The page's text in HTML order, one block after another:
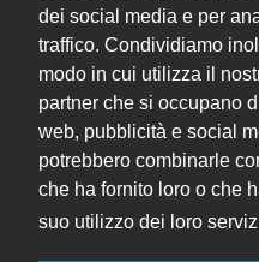
dei social media e per
traffico. Condividiamo
modo in cui utilizza il
partner che si occupano
web, pubblicità e social
potrebbero combinarle
che ha fornito loro o che
suo utilizzo dei loro
7 MESIDOPO
Valentinaha chiuso
Rispondi alla